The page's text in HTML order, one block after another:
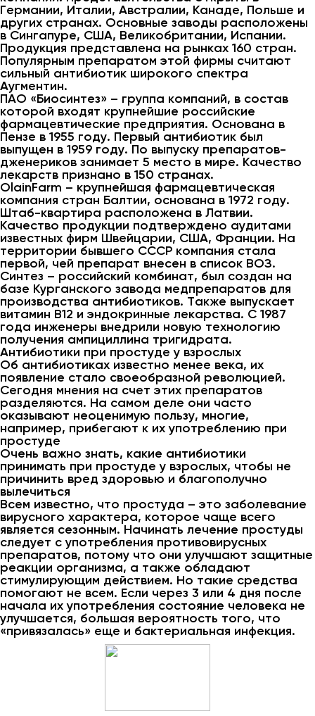
Германии, Италии, Австралии, Канаде, Польше и
других странах. Основные заводы расположены
в Сингапуре, США, Великобритании, Испании.
Продукция представлена на рынках 160 стран.
Популярным препаратом этой фирмы считают
сильный антибиотик широкого спектра
Аугментин.
ПАО «Биосинтез» – группа компаний, в состав
которой входят крупнейшие российские
фармацевтические предприятия. Основана в
Пензе в 1955 году. Первый антибиотик был
выпущен в 1959 году. По выпуску препаратов-
дженериков занимает 5 место в мире. Качество
лекарств признано в 150 странах.
OlainFarm – крупнейшая фармацевтическая
компания стран Балтии, основана в 1972 году.
Штаб-квартира расположена в Латвии.
Качество продукции подтверждено аудитами
известных фирм Швейцарии, США, Франции. На
территории бывшего СССР компания стала
первой, чей препарат внесен в список ВОЗ.
Синтез – российский комбинат, был создан на
базе Курганского завода медпрепаратов для
производства антибиотиков. Также выпускает
витамин В12 и эндокринные лекарства. С 1987
года инженеры внедрили новую технологию
получения ампициллина тригидрата.
Антибиотики при простуде у взрослых
Об антибиотиках известно менее века, их
появление стало своеобразной революцией.
Сегодня мнения на счет этих препаратов
разделяются. На самом деле они часто
оказывают неоценимую пользу, многие,
например, прибегают к их употреблению при
простуде
Очень важно знать, какие антибиотики
принимать при простуде у взрослых, чтобы не
причинить вред здоровью и благополучно
вылечиться
Всем известно, что простуда – это заболевание
вирусного характера, которое чаще всего
является сезонным. Начинать лечение простуды
следует с употребления противовирусных
препаратов, потому что они улучшают защитные
реакции организма, а также обладают
стимулирующим действием. Но такие средства
помогают не всем. Если через 3 или 4 дня после
начала их употребления состояние человека не
улучшается, большая вероятность того, что
«привязалась» еще и бактериальная инфекция.